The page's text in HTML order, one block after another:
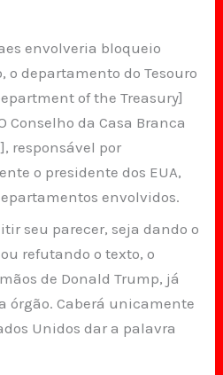
envolveria bloqueio
departamento do Tesouro
of the Treasury]
Conselho da Casa Branca
responsável por
o presidente dos EUA,
envolvidos.
seu parecer, seja dando o
refutando o texto, o
de Donald Trump, já
órgão. Caberá unicamente
Unidos dar a palavra